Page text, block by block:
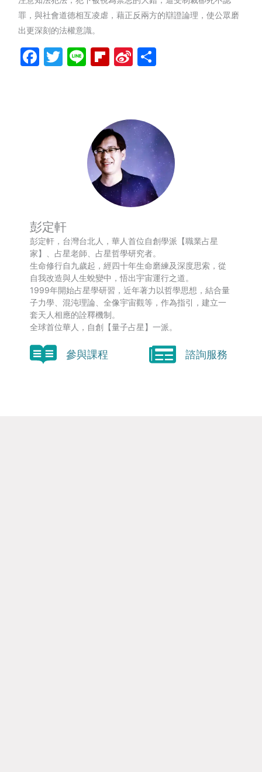
罪，與社會道德相互凌虐，藉正反兩方的辯證論理，使公眾磨
出更深刻的法權意識。
Facebook
Twitter
LineFlipboard
Sina
彭定軒
彭定軒，台灣台北人，華人首位自創學派【職業占星
家】、占星老師、占星哲學研究者。
生命修行自九歲起，經四十年生命磨練及深度思索，從
自我改造與人生蛻變中，悟出宇宙運行之道。
1999年開始占星學研習，近年著力以哲學思想，結合量
子力學、混沌理論、全像宇宙觀等，作為指引，建立一
套天人相應的詮釋機制。
全球首位華人，自創【量子占星】一派。
參與課程 諮詢服務